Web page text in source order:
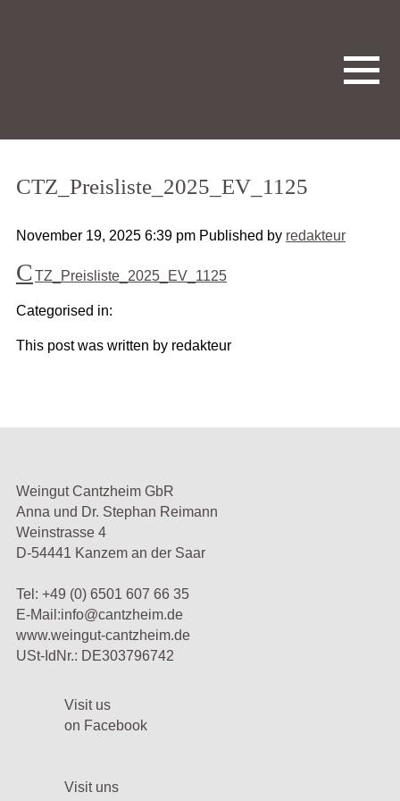
CTZ_Preisliste_2025_EV_1125
November 19, 2025 6:39 pm Published by redakteur
C TZ_Preisliste_2025_EV_1125
Categorised in:
This post was written by redakteur
Weingut Cantzheim GbR
Anna und Dr. Stephan Reimann
Weinstrasse 4
D-54441 Kanzem an der Saar
Tel: +49 (0) 6501 607 66 35
E-Mail:info@cantzheim.de
www.weingut-cantzheim.de
USt-IdNr.: DE303796742
Visit us
on Facebook
Visit uns